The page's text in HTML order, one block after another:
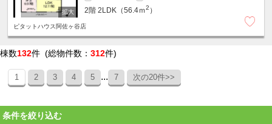
2階 2LDK（56.4ｍ2 ）
ピタットハウス阿佐ヶ谷店
棟数132件 (総物件数： 312件)
1 2 3 4 5 ... 7 次の20件>>
条件を絞り込む